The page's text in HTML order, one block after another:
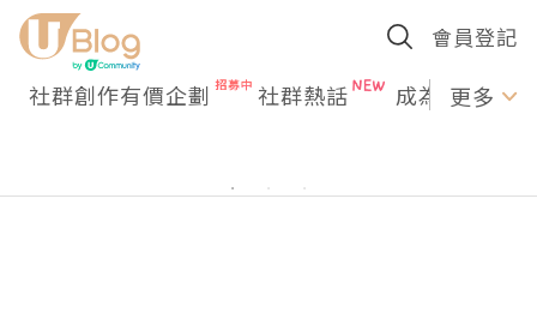
會員登記
社群創作有價企劃 社群熱話 成為U更多